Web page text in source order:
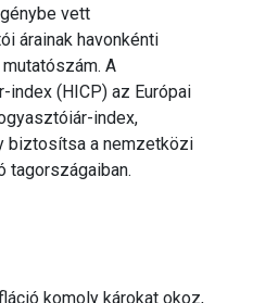
vett
árainak havonkénti
A
index (HICP) az Európai
index,
biztosítsa a nemzetközi
tagországaiban.
komoly károkat okoz,